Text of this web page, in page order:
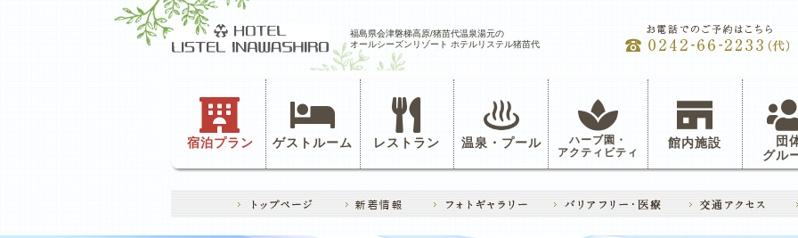
福島県会津磐梯高原/猪苗代温泉湯元の
オールシーズンリゾート ホテルリステル猪苗代
宿泊プラン ゲストルーム レストラン 温泉・プール ハーブ園・
アクティビティ
館内施設
団
グル